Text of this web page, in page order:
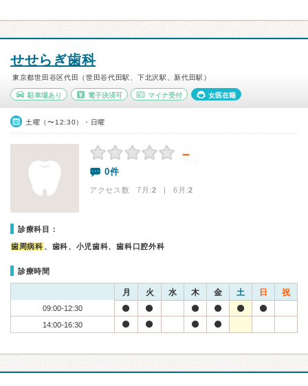
せせらぎ歯科
東京都世田谷区代田（世田谷代田駅、下北沢駅、新代田駅）
駐車場あり 電子決済可 マイナ受付 女医在籍
土曜（〜12:30）・日曜
－
0件
アクセス数 7月:2 | 6月:2
診療科目：
歯周病科 、歯科、小児歯科、歯科口腔外科
診療時間
月 火 水 木 金 土 日 祝
09:00-12:30
14:00-16:30